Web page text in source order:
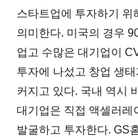
스타트업에 투자하기 위
의미한다. 미국의 경우
업고 수많은 대기업이
투자에 나섰고 창업 생
커지고 있다. 국내 역시
대기업은 직접 액셀러레
발굴하고 투자한다. GS